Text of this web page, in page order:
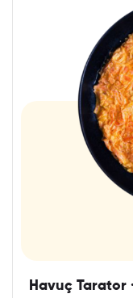
Havuç Tarator